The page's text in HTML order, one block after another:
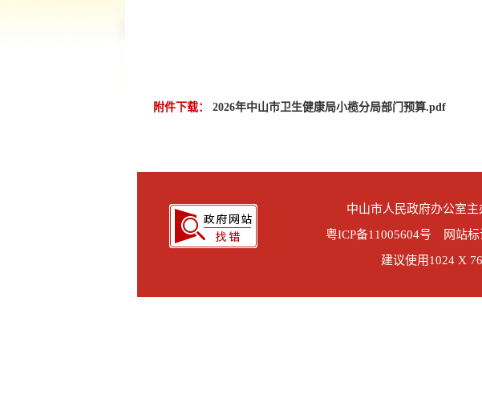
附件下载： 2026年中山市卫生健康局小榄分局部门预算.pdf
中山市人民政府办公室
粤ICP备11005604号 网站标
建议使用1024 X